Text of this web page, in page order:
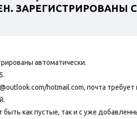
С
автоматически.
hotmail.com, почта
быть как пустые, так и с уже